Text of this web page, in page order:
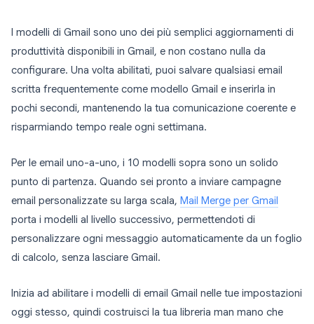
I modelli di Gmail sono uno dei più semplici aggiornamenti di
produttività disponibili in Gmail, e non costano nulla da
configurare. Una volta abilitati, puoi salvare qualsiasi email
scritta frequentemente come modello Gmail e inserirla in
pochi secondi, mantenendo la tua comunicazione coerente e
risparmiando tempo reale ogni settimana.
Per le email uno-a-uno, i 10 modelli sopra sono un solido
punto di partenza. Quando sei pronto a inviare campagne
email personalizzate su larga scala, Mail Merge per Gmail
porta i modelli al livello successivo, permettendoti di
personalizzare ogni messaggio automaticamente da un foglio
di calcolo, senza lasciare Gmail.
Inizia ad abilitare i modelli di email Gmail nelle tue impostazioni
oggi stesso, quindi costruisci la tua libreria man mano che